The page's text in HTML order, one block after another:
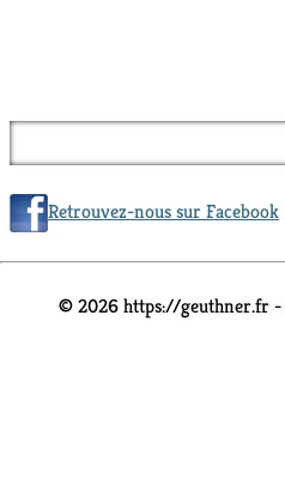
Retrouvez-nous sur Facebook
© 2026 https://geuthner.fr -